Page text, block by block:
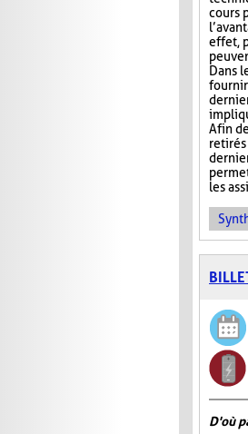
cours
effet,
Dans
fournir
Afin
retirés
les
D'où